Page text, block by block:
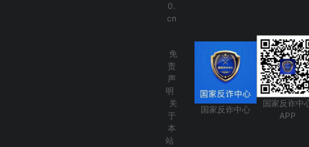
0.
cn
免
责
声
明
关
于
本
站
国家反诈中心
国家反诈中
APP